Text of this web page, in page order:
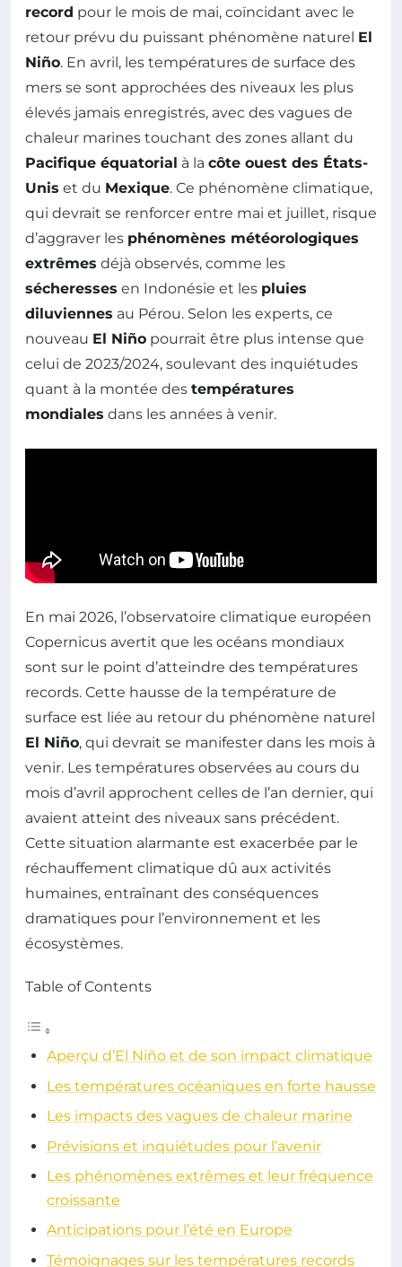
record pour le mois de mai, coïncidant avec le
retour prévu du puissant phénomène naturel El
Niño. En avril, les températures de surface des
mers se sont approchées des niveaux les plus
élevés jamais enregistrés, avec des vagues de
chaleur marines touchant des zones allant du
Pacifique équatorial à la côte ouest des États-
Unis et du Mexique. Ce phénomène climatique,
qui devrait se renforcer entre mai et juillet, risque
d’aggraver les phénomènes météorologiques
extrêmes déjà observés, comme les
sécheresses en Indonésie et les pluies
diluviennes au Pérou. Selon les experts, ce
nouveau El Niño pourrait être plus intense que
celui de 2023/2024, soulevant des inquiétudes
quant à la montée des températures
mondiales dans les années à venir.
En mai 2026, l’observatoire climatique européen
Copernicus avertit que les océans mondiaux
sont sur le point d’atteindre des températures
records. Cette hausse de la température de
surface est liée au retour du phénomène naturel
El Niño, qui devrait se manifester dans les mois à
venir. Les températures observées au cours du
mois d’avril approchent celles de l’an dernier, qui
avaient atteint des niveaux sans précédent.
Cette situation alarmante est exacerbée par le
réchauffement climatique dû aux activités
humaines, entraînant des conséquences
dramatiques pour l’environnement et les
écosystèmes.
Table of Contents
Aperçu d’El Niño et de son impact climatique
Les températures océaniques en forte hausse
Les impacts des vagues de chaleur marine
Prévisions et inquiétudes pour l’avenir
Les phénomènes extrêmes et leur fréquence
croissante
Anticipations pour l’été en Europe
Témoignages sur les températures records